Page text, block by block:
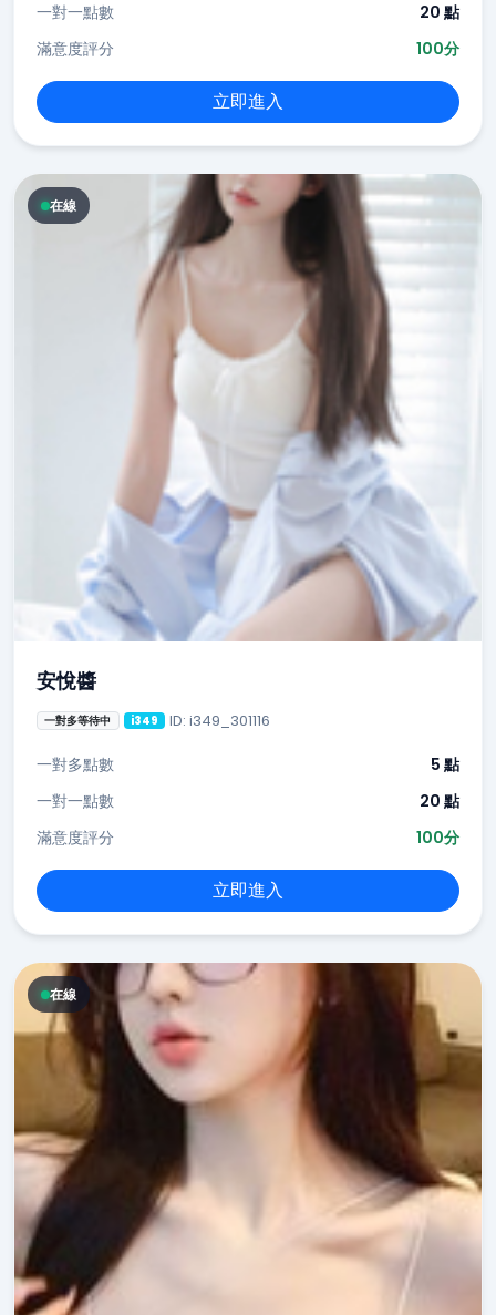
一對一點數
20 點
滿意度評分
100分
立即進入
在線
安悅醬
一對多等待中 i349 ID: i349_301116
一對多點數
5 點
一對一點數
20 點
滿意度評分
100分
立即進入
在線